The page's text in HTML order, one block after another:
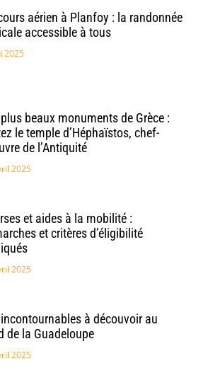
aérien à Planfoy : la randonnée
accessible à tous
2025
beaux monuments de Grèce :
le temple d’Héphaïstos, chef-
de l’Antiquité
2025
et aides à la mobilité :
et critères d’éligibilité
2025
incontournables à découvoir au
de la Guadeloupe
2025